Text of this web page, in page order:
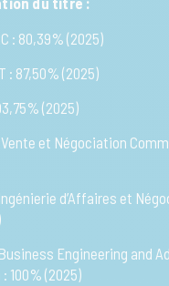
: 80,39% (2025)
: 87,50% (2025)
(2025)
et Négociation
d’Affaires et
Engineering and
100% (2025)